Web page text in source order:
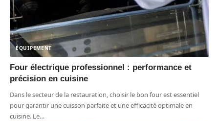
ÉQUIPEMENT
Four électrique professionnel : performance et
précision en cuisine
Dans le secteur de la restauration, choisir le bon four est essentiel
pour garantir une cuisson parfaite et une efficacité optimale en
cuisine. Le…